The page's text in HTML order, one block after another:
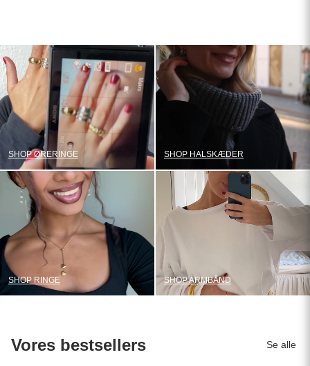
SHOP ØRERINGE SHOP HALSKÆDER
SHOP RINGE SHOP ARMBÅND
Vores bestsellers Se alle